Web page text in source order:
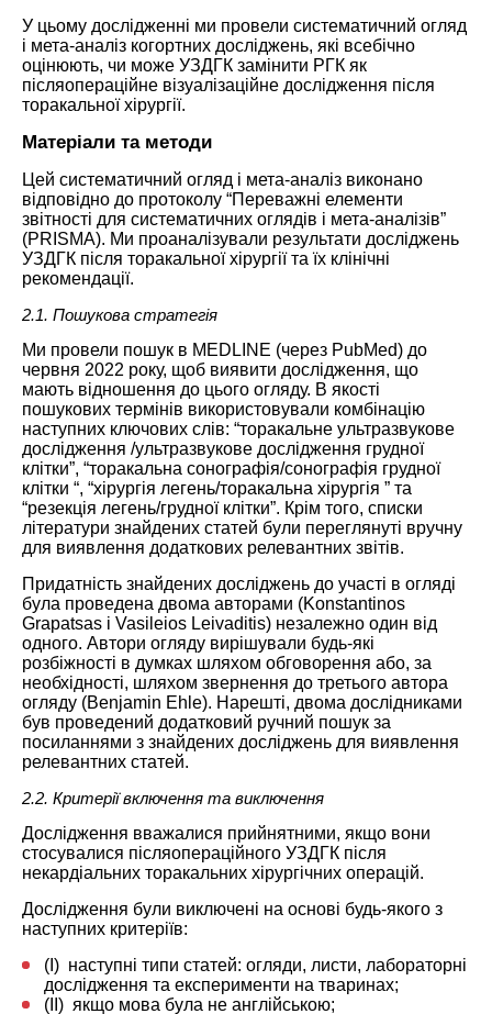
У цьому дослідженні ми провели систематичний огляд
і мета-аналіз когортних досліджень, які всебічно
оцінюють, чи може УЗДГК замінити РГК як
післяопераційне візуалізаційне дослідження після
торакальної хірургії.
Матеріали та методи
Цей систематичний огляд і мета-аналіз виконано
відповідно до протоколу “Переважні елементи
звітності для систематичних оглядів і мета-аналізів”
(PRISMA). Ми проаналізували результати досліджень
УЗДГК після торакальної хірургії та їх клінічні
рекомендації.
2.1. Пошукова стратегія
Ми провели пошук в MEDLINE (через PubMed) до
червня 2022 року, щоб виявити дослідження, що
мають відношення до цього огляду. В якості
пошукових термінів використовували комбінацію
наступних ключових слів: “торакальне ультразвукове
дослідження /ультразвукове дослідження грудної
клітки”, “торакальна сонографія/сонографія грудної
клітки “, “хірургія легень/торакальна хірургія ” та
“резекція легень/грудної клітки”. Крім того, списки
літератури знайдених статей були переглянуті вручну
для виявлення додаткових релевантних звітів.
Придатність знайдених досліджень до участі в огляді
була проведена двома авторами (Konstantinos
Grapatsas і Vasileios Leivaditis) незалежно один від
одного. Автори огляду вирішували будь-які
розбіжності в думках шляхом обговорення або, за
необхідності, шляхом звернення до третього автора
огляду (Benjamin Ehle). Нарешті, двома дослідниками
був проведений додатковий ручний пошук за
посиланнями з знайдених досліджень для виявлення
релевантних статей.
2.2. Критерії включення та виключення
Дослідження вважалися прийнятними, якщо вони
стосувалися післяопераційного УЗДГК після
некардіальних торакальних хірургічних операцій.
Дослідження були виключені на основі будь-якого з
наступних критеріїв:
(I) наступні типи статей: огляди, листи, лабораторні
дослідження та експерименти на тваринах;
(II) якщо мова була не англійською;